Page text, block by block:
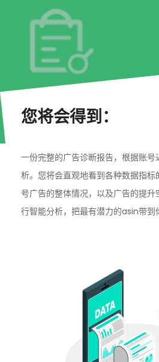
您将会得到：
一份完整的广告诊断报告，根据账
析。您将会直观地看到各种数据指
号广告的整体情况，以及广告的提
行智能分析，把最有潜力的asin带到